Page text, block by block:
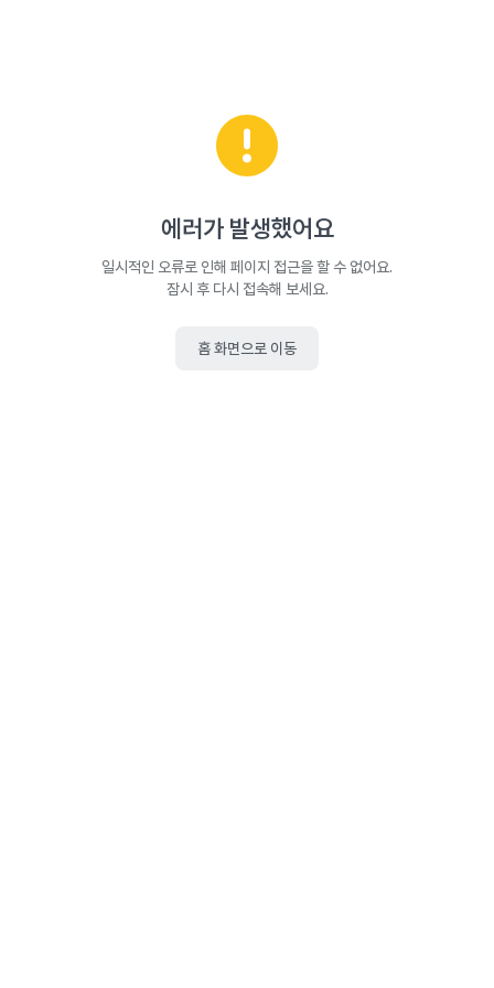
에러가 발생했어요
일시적인 오류로 인해 페이지 접근을 할 수 없어요.
잠시 후 다시 접속해 보세요.
홈 화면으로 이동